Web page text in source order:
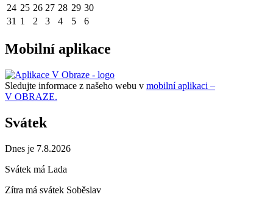
24 25 26 27 28 29 30
31 1 2 3 4 5 6
Mobilní aplikace
Sledujte informace z našeho webu v mobilní aplikaci –
V OBRAZE.
Svátek
Dnes je 7.8.2026
Svátek má Lada
Zítra má svátek Soběslav